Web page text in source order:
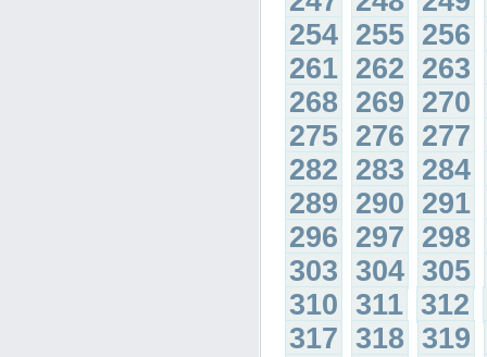
254 255 256
261 262 263
268 269 270
275 276 277
282 283 284
289 290 291
296 297 298
303 304 305
310 311 312
317 318 319